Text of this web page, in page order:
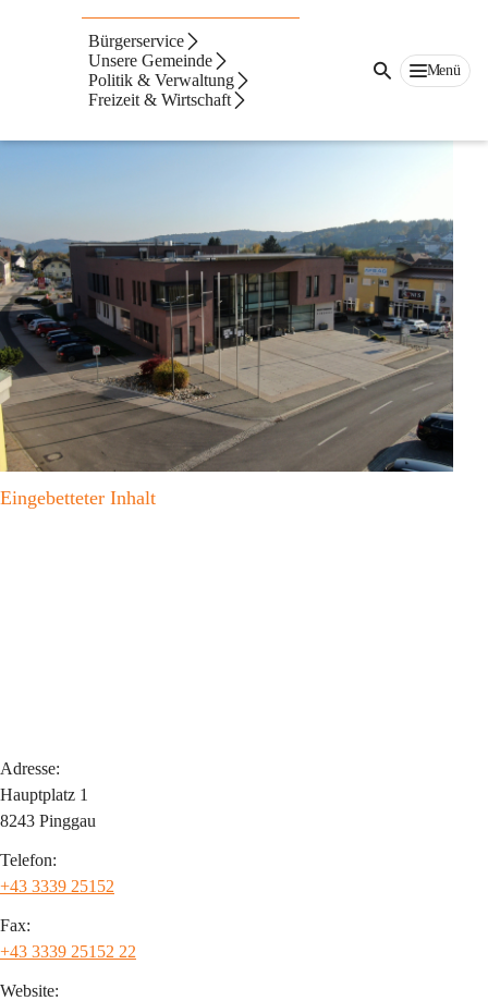
Bürgerservice
Unsere Gemeinde
Politik & Verwaltung
Freizeit & Wirtschaft
Menü
Marktgemeindeamt
Eingebetteter Inhalt
Adresse:
Hauptplatz 1
8243 Pinggau
Telefon:
+43 3339 25152
Fax:
+43 3339 25152 22
Website: